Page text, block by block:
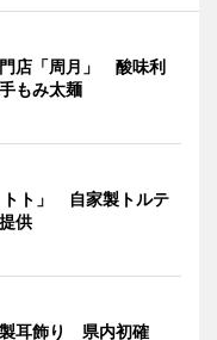
店「周月」 酸味利
もみ太麺
トト」 自家製トルテ
供
耳飾り 県内初確